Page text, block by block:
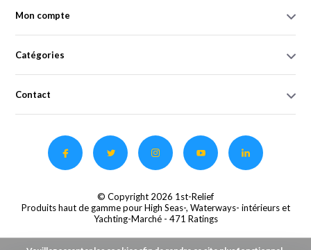
Mon compte
Catégories
Contact
© Copyright 2026 1st-Relief
Produits haut de gamme pour High Seas-, Waterways- intérieurs et
Yachting-Marché - 471 Ratings